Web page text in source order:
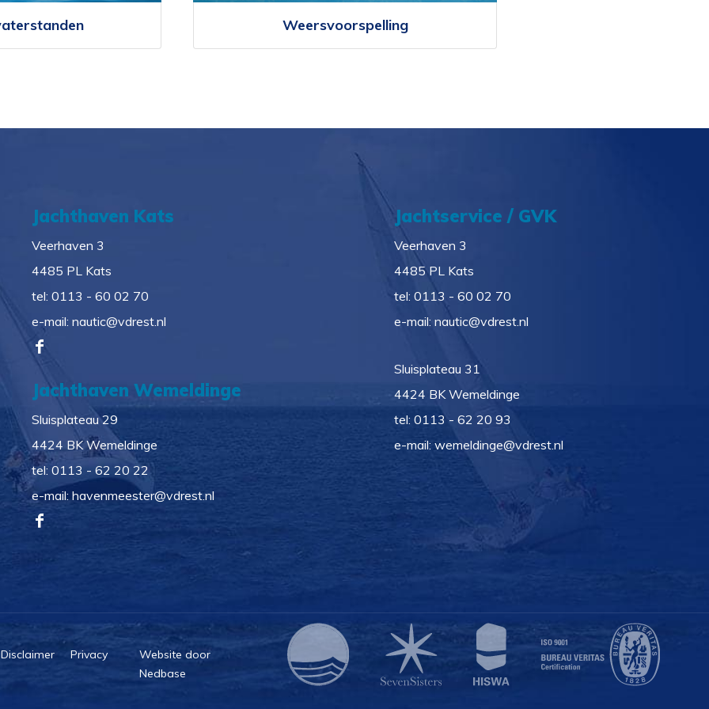
Weersvoorspelling
Jachthaven Kats
Veerhaven 3
4485 PL Kats
tel: 0113 - 60 02 70
e-mail: nautic@vdrest.nl
Jachthaven Wemeldinge
Sluisplateau 29
4424 BK Wemeldinge
tel: 0113 - 62 20 22
e-mail: havenmeester@vdrest.nl
Jachtservice / GVK
Veerhaven 3
4485 PL Kats
tel: 0113 - 60 02 70
e-mail: nautic@vdrest.nl
Sluisplateau 31
4424 BK Wemeldinge
tel: 0113 - 62 20 93
e-mail: wemeldinge@vdrest.nl
Disclaimer Privacy
Website door
Nedbase